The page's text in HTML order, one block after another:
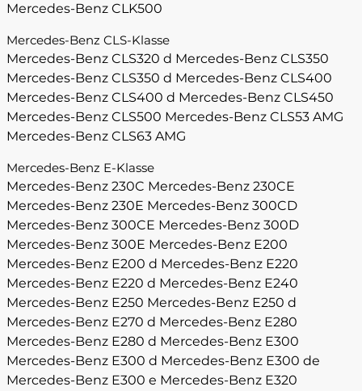
Mercedes-Benz CLK500
Mercedes-Benz CLS-Klasse
Mercedes-Benz CLS320 d Mercedes-Benz CLS350
Mercedes-Benz CLS350 d Mercedes-Benz CLS400
Mercedes-Benz CLS400 d Mercedes-Benz CLS450
Mercedes-Benz CLS500 Mercedes-Benz CLS53 AMG
Mercedes-Benz CLS63 AMG
Mercedes-Benz E-Klasse
Mercedes-Benz 230C Mercedes-Benz 230CE
Mercedes-Benz 230E Mercedes-Benz 300CD
Mercedes-Benz 300CE Mercedes-Benz 300D
Mercedes-Benz 300E Mercedes-Benz E200
Mercedes-Benz E200 d Mercedes-Benz E220
Mercedes-Benz E220 d Mercedes-Benz E240
Mercedes-Benz E250 Mercedes-Benz E250 d
Mercedes-Benz E270 d Mercedes-Benz E280
Mercedes-Benz E280 d Mercedes-Benz E300
Mercedes-Benz E300 d Mercedes-Benz E300 de
Mercedes-Benz E300 e Mercedes-Benz E320